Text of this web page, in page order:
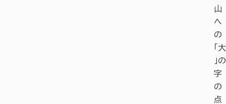
山
へ
の
「大
」の
字
の
点